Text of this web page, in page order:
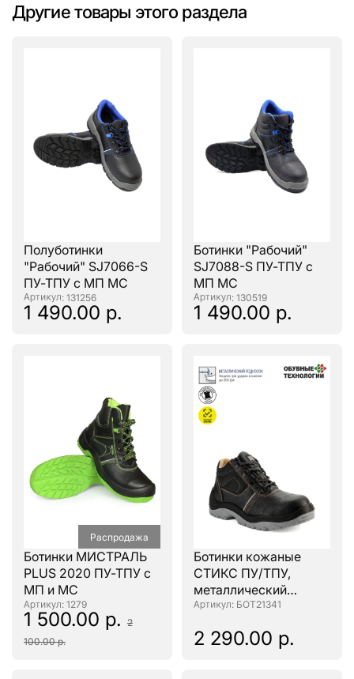
Другие товары этого раздела
Полуботинки
"Рабочий" SJ7066-S
ПУ-ТПУ с МП МС
: 131256
1 490.00 р.
Ботинки "Рабочий"
SJ7088-S ПУ-ТПУ с
МП МС
: 130519
1 490.00 р.
Распродажа
Ботинки МИСТРАЛЬ
PLUS 2020 ПУ-ТПУ с
МП и МС
: 1279
1 500.00 р. 2
100.00 р.
Ботинки кожаные
СТИКС ПУ/ТПУ,
металлический
подносок: БОТ21341
2 290.00 р.